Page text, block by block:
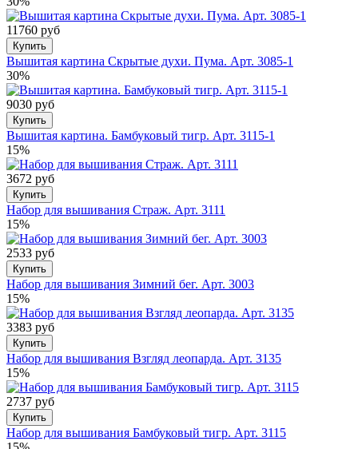
11760 руб
Купить
Вышитая картина Скрытые духи. Пума. Арт. 3085-1
30%
9030 руб
Купить
Вышитая картина. Бамбуковый тигр. Арт. 3115-1
15%
3672 руб
Купить
Набор для вышивания Страж. Арт. 3111
15%
2533 руб
Купить
Набор для вышивания Зимний бег. Арт. 3003
15%
3383 руб
Купить
Набор для вышивания Взгляд леопарда. Арт. 3135
15%
2737 руб
Купить
Набор для вышивания Бамбуковый тигр. Арт. 3115